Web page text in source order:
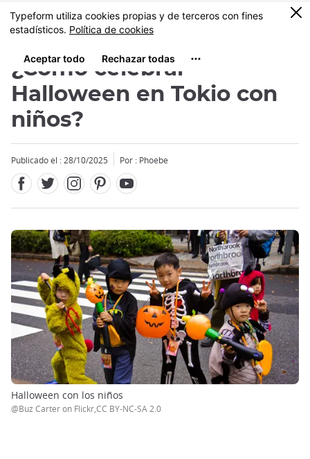
Tamaño
MENU
0
¿Cómo celebrar
Halloween en Tokio con
niños?
Publicado el : 28/10/2025 Por : Phoebe
Halloween con los niños
@Buz Carter on Flickr,CC BY-NC-SA 2.0